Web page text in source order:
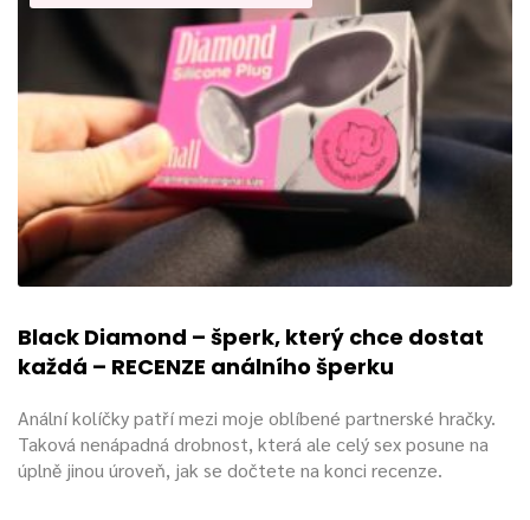
Black Diamond – šperk, který chce dostat
každá – RECENZE análního šperku
Anální kolíčky patří mezi moje oblíbené partnerské hračky.
Taková nenápadná drobnost, která ale celý sex posune na
úplně jinou úroveň, jak se dočtete na konci recenze.